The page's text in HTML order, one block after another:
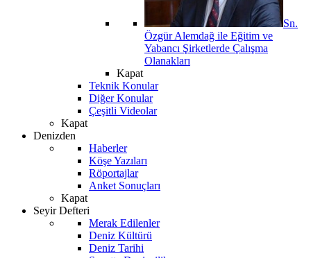
Sn.
Özgür Alemdağ ile Eğitim ve
Yabancı Şirketlerde Çalışma
Olanakları
Kapat
Teknik Konular
Diğer Konular
Çeşitli Videolar
Kapat
Denizden
Haberler
Köşe Yazıları
Röportajlar
Anket Sonuçları
Kapat
Seyir Defteri
Merak Edilenler
Deniz Kültürü
Deniz Tarihi